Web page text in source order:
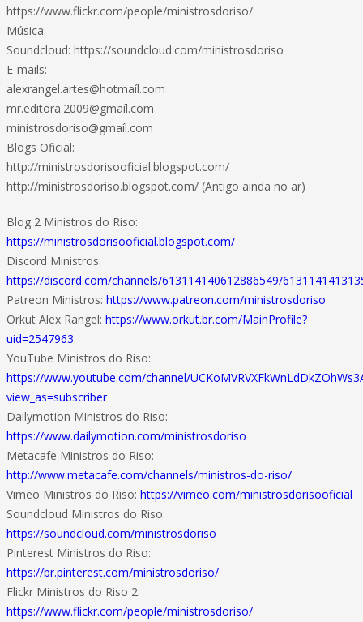
https://www.flickr.com/people/ministrosdoriso/
Música:
Soundcloud: https://soundcloud.com/ministrosdoriso
E-mails:
alexrangel.artes@hotmaíl.com
mr.editora.2009@gmaíl.com
ministrosdoriso@gmaíl.com
Blogs Oficial:
http://ministrosdorisooficial.blogspot.com/
http://ministrosdoriso.blogspot.com/ (Antigo ainda no ar)
Blog 2 Ministros do Riso:
https://ministrosdorisooficial.blogspot.com/
Discord Ministros:
https://discord.com/channels/613114140612886549/
Patreon Ministros: https://www.patreon.com/ministrosdoriso
Orkut Alex Rangel: https://www.orkut.br.com/MainProfile?
uid=2547963
YouTube Ministros do Riso:
https://www.youtube.com/channel/
view_as=subscriber
Dailymotion Ministros do Riso:
https://www.dailymotion.com/ministrosdoriso
Metacafe Ministros do Riso:
http://www.metacafe.com/channels/ministros-do-riso/
Vimeo Ministros do Riso: https://vimeo.com/ministrosdorisooficial
Soundcloud Ministros do Riso:
https://soundcloud.com/ministrosdoriso
Pinterest Ministros do Riso:
https://br.pinterest.com/ministrosdoriso/
Flickr Ministros do Riso 2:
https://www.flickr.com/people/ministrosdoriso/